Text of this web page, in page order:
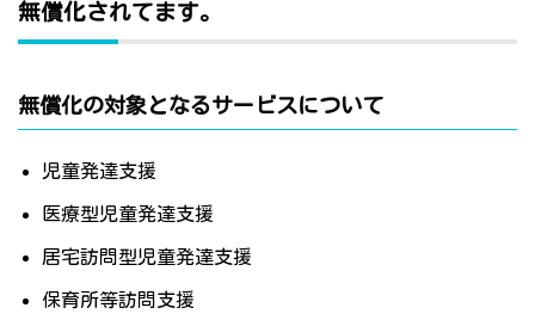
無償化されてます。
無償化の対象となるサービスについて
児童発達支援
医療型児童発達支援
居宅訪問型児童発達支援
保育所等訪問支援